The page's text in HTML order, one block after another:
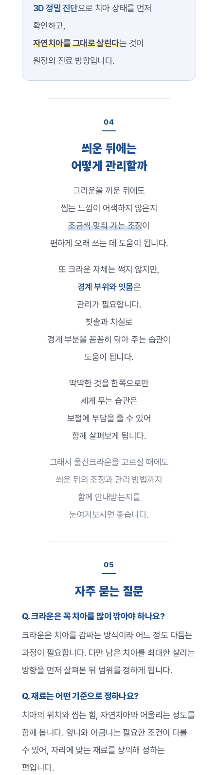
3D 정밀 진단으로 치아 상태를 먼저
확인하고,
자연치아를 그대로 살린다는 것이
원장의 진료 방향입니다.
04
씌운 뒤에는
어떻게 관리할까
크라운을 끼운 뒤에도
씹는 느낌이 어색하지 않은지
조금씩 맞춰 가는 조정이
편하게 오래 쓰는 데 도움이 됩니다.
또 크라운 자체는 썩지 않지만,
경계 부위와 잇몸은
관리가 필요합니다.
칫솔과 치실로
경계 부분을 꼼꼼히 닦아 주는 습관이
도움이 됩니다.
딱딱한 것을 한쪽으로만
세게 무는 습관은
보철에 부담을 줄 수 있어
함께 살펴보게 됩니다.
그래서 울산크라운을 고르실 때에도
씌운 뒤의 조정과 관리 방법까지
함께 안내받는지를
눈여겨보시면 좋습니다.
05
자주 묻는 질문
Q. 크라운은 꼭 치아를 많이 깎아야 하나요?
크라운은 치아를 감싸는 방식이라 어느 정도 다듬는
과정이 필요합니다. 다만 남은 치아를 최대한 살리는
방향을 먼저 살펴본 뒤 범위를 정하게 됩니다.
Q. 재료는 어떤 기준으로 정하나요?
치아의 위치와 씹는 힘, 자연치아와 어울리는 정도를
함께 봅니다. 앞니와 어금니는 필요한 조건이 다를
수 있어, 자리에 맞는 재료를 상의해 정하는
편입니다.